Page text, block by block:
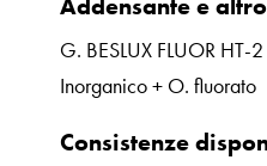
G. BESLUX FLUOR HT-2
Inorganico + O. fluorato
Consistenze